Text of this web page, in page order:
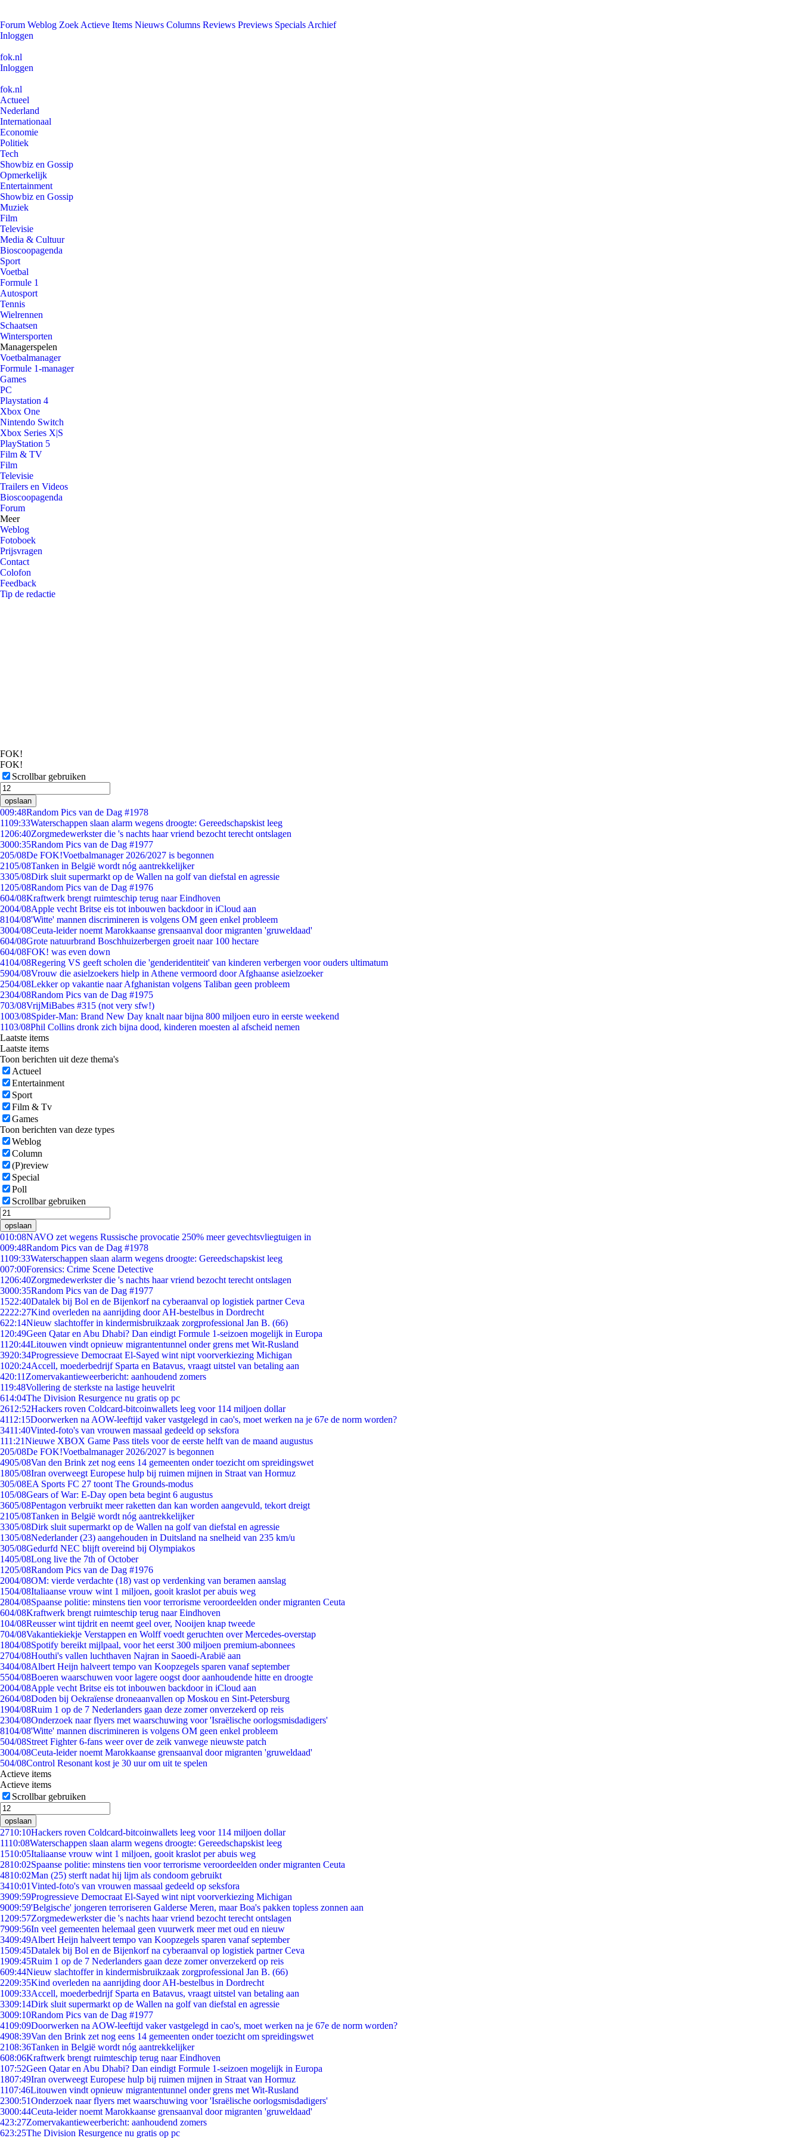
Forum Weblog Zoek Actieve Items Nieuws Columns Reviews Previews Specials Archief
Inloggen
fok.nl
Inloggen
fok.nl
Actueel
Nederland
Internationaal
Economie
Politiek
Tech
Showbiz en Gossip
Opmerkelijk
Entertainment
Showbiz en Gossip
Muziek
Film
Televisie
Media & Cultuur
Bioscoopagenda
Sport
Voetbal
Formule 1
Autosport
Tennis
Wielrennen
Schaatsen
Wintersporten
Managerspelen
Voetbalmanager
Formule 1-manager
Games
PC
Playstation 4
Xbox One
Nintendo Switch
Xbox Series X|S
PlayStation 5
Film & TV
Film
Televisie
Trailers en Videos
Bioscoopagenda
Forum
Meer
Weblog
Fotoboek
Prijsvragen
Contact
Colofon
Feedback
Tip de redactie
FOK!
FOK!
Scrollbar gebruiken
opslaan
009:48Random Pics van de Dag #1978
1109:33Waterschappen slaan alarm wegens droogte: Gereedschapskist leeg
1206:40Zorgmedewerkster die 's nachts haar vriend bezocht terecht ontslagen
3000:35Random Pics van de Dag #1977
205/08De FOK!Voetbalmanager 2026/2027 is begonnen
2105/08Tanken in België wordt nóg aantrekkelijker
3305/08Dirk sluit supermarkt op de Wallen na golf van diefstal en agressie
1205/08Random Pics van de Dag #1976
604/08Kraftwerk brengt ruimteschip terug naar Eindhoven
2004/08Apple vecht Britse eis tot inbouwen backdoor in iCloud aan
8104/08'Witte' mannen discrimineren is volgens OM geen enkel probleem
3004/08Ceuta-leider noemt Marokkaanse grensaanval door migranten 'gruweldaad'
604/08Grote natuurbrand Boschhuizerbergen groeit naar 100 hectare
604/08FOK! was even down
4104/08Regering VS geeft scholen die 'genderidentiteit' van kinderen verbergen voor ouders ultimatum
5904/08Vrouw die asielzoekers hielp in Athene vermoord door Afghaanse asielzoeker
2504/08Lekker op vakantie naar Afghanistan volgens Taliban geen probleem
2304/08Random Pics van de Dag #1975
703/08VrijMiBabes #315 (not very sfw!)
1003/08Spider-Man: Brand New Day knalt naar bijna 800 miljoen euro in eerste weekend
1103/08Phil Collins dronk zich bijna dood, kinderen moesten al afscheid nemen
Laatste items
Laatste items
Toon berichten uit deze thema's
Actueel
Entertainment
Sport
Film & Tv
Games
Toon berichten van deze types
Weblog
Column
(P)review
Special
Poll
Scrollbar gebruiken
opslaan
010:08NAVO zet wegens Russische provocatie 250% meer gevechtsvliegtuigen in
009:48Random Pics van de Dag #1978
1109:33Waterschappen slaan alarm wegens droogte: Gereedschapskist leeg
007:00Forensics: Crime Scene Detective
1206:40Zorgmedewerkster die 's nachts haar vriend bezocht terecht ontslagen
3000:35Random Pics van de Dag #1977
1522:40Datalek bij Bol en de Bijenkorf na cyberaanval op logistiek partner Ceva
2222:27Kind overleden na aanrijding door AH-bestelbus in Dordrecht
622:14Nieuw slachtoffer in kindermisbruikzaak zorgprofessional Jan B. (66)
1 20:49Geen Qatar en Abu Dhabi? Dan eindigt Formule 1-seizoen mogelijk in Europa
11 20:44Litouwen vindt opnieuw migrantentunnel onder grens met Wit-Rusland
3920:34Progressieve Democraat El-Sayed wint nipt voorverkiezing Michigan
1020:24Accell, moederbedrijf Sparta en Batavus, vraagt uitstel van betaling aan
420:11 Zomervakantieweerbericht: aanhoudend zomers
119:48Vollering de sterkste na lastige heuvelrit
614:04The Division Resurgence nu gratis op pc
2612:52Hackers roven Coldcard-bitcoinwallets leeg voor 114 miljoen dollar
4112:15Doorwerken na AOW-leeftijd vaker vastgelegd in cao's, moet werken na je 67e de norm worden?
3411:40Vinted-foto's van vrouwen massaal gedeeld op seksfora
111:21Nieuwe XBOX Game Pass titels voor de eerste helft van de maand augustus
205/08De FOK!Voetbalmanager 2026/2027 is begonnen
4905/08Van den Brink zet nog eens 14 gemeenten onder toezicht om spreidingswet
1805/08Iran overweegt Europese hulp bij ruimen mijnen in Straat van Hormuz
305/08EA Sports FC 27 toont The Grounds-modus
105/08Gears of War: E-Day open beta begint 6 augustus
3605/08Pentagon verbruikt meer raketten dan kan worden aangevuld, tekort dreigt
2105/08Tanken in België wordt nóg aantrekkelijker
3305/08Dirk sluit supermarkt op de Wallen na golf van diefstal en agressie
1305/08Nederlander (23) aangehouden in Duitsland na snelheid van 235 km/u
305/08Gedurfd NEC blijft overeind bij Olympiakos
1405/08Long live the 7th of October
1205/08Random Pics van de Dag #1976
2004/08OM: vierde verdachte (18) vast op verdenking van beramen aanslag
1504/08Italiaanse vrouw wint 1 miljoen, gooit kraslot per abuis weg
2804/08Spaanse politie: minstens tien voor terrorisme veroordeelden onder migranten Ceuta
604/08Kraftwerk brengt ruimteschip terug naar Eindhoven
104/08Reusser wint tijdrit en neemt geel over, Nooijen knap tweede
704/08Vakantiekiekje Verstappen en Wolff voedt geruchten over Mercedes-overstap
1804/08Spotify bereikt mijlpaal, voor het eerst 300 miljoen premium-abonnees
2704/08Houthi's vallen luchthaven Najran in Saoedi-Arabië aan
3404/08Albert Heijn halveert tempo van Koopzegels sparen vanaf september
5504/08Boeren waarschuwen voor lagere oogst door aanhoudende hitte en droogte
2004/08Apple vecht Britse eis tot inbouwen backdoor in iCloud aan
2604/08Doden bij Oekraïense droneaanvallen op Moskou en Sint-Petersburg
1904/08Ruim 1 op de 7 Nederlanders gaan deze zomer onverzekerd op reis
2304/08Onderzoek naar flyers met waarschuwing voor 'Israëlische oorlogsmisdadigers'
8104/08'Witte' mannen discrimineren is volgens OM geen enkel probleem
504/08Street Fighter 6-fans weer over de zeik vanwege nieuwste patch
3004/08Ceuta-leider noemt Marokkaanse grensaanval door migranten 'gruweldaad'
504/08Control Resonant kost je 30 uur om uit te spelen
Actieve items
Actieve items
Scrollbar gebruiken
opslaan
2710:10Hackers roven Coldcard-bitcoinwallets leeg voor 114 miljoen dollar
1110:08Waterschappen slaan alarm wegens droogte: Gereedschapskist leeg
1510:05Italiaanse vrouw wint 1 miljoen, gooit kraslot per abuis weg
2810:02Spaanse politie: minstens tien voor terrorisme veroordeelden onder migranten Ceuta
4810:02Man (25) sterft nadat hij lijm als condoom gebruikt
3410:01Vinted-foto's van vrouwen massaal gedeeld op seksfora
3909:59Progressieve Democraat El-Sayed wint nipt voorverkiezing Michigan
9009:59'Belgische' jongeren terroriseren Galderse Meren, maar Boa's pakken topless zonnen aan
1209:57Zorgmedewerkster die 's nachts haar vriend bezocht terecht ontslagen
7909:56In veel gemeenten helemaal geen vuurwerk meer met oud en nieuw
3409:49Albert Heijn halveert tempo van Koopzegels sparen vanaf september
1509:45Datalek bij Bol en de Bijenkorf na cyberaanval op logistiek partner Ceva
1909:45Ruim 1 op de 7 Nederlanders gaan deze zomer onverzekerd op reis
609:44Nieuw slachtoffer in kindermisbruikzaak zorgprofessional Jan B. (66)
2209:35Kind overleden na aanrijding door AH-bestelbus in Dordrecht
1009:33Accell, moederbedrijf Sparta en Batavus, vraagt uitstel van betaling aan
3309:14Dirk sluit supermarkt op de Wallen na golf van diefstal en agressie
3009:10Random Pics van de Dag #1977
4109:09Doorwerken na AOW-leeftijd vaker vastgelegd in cao's, moet werken na je 67e de norm worden?
4908:39Van den Brink zet nog eens 14 gemeenten onder toezicht om spreidingswet
2108:36Tanken in België wordt nóg aantrekkelijker
608:06Kraftwerk brengt ruimteschip terug naar Eindhoven
107:52Geen Qatar en Abu Dhabi? Dan eindigt Formule 1-seizoen mogelijk in Europa
1807:49Iran overweegt Europese hulp bij ruimen mijnen in Straat van Hormuz
1107:46Litouwen vindt opnieuw migrantentunnel onder grens met Wit-Rusland
2300:51Onderzoek naar flyers met waarschuwing voor 'Israëlische oorlogsmisdadigers'
3000:44Ceuta-leider noemt Marokkaanse grensaanval door migranten 'gruweldaad'
423:27Zomervakantieweerbericht: aanhoudend zomers
623:25The Division Resurgence nu gratis op pc